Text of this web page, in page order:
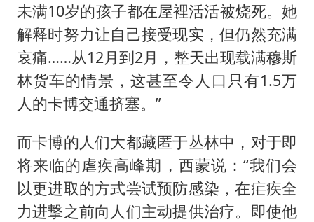
未满10岁的孩子都在屋裡活活被烧死。她
解释时努力让自己接受现实，但仍然充满
哀痛……从12月到2月，整天出现载满穆斯
林货车的情景，这甚至令人口只有1.5万
人的卡博交通挤塞。”
而卡博的人们大都藏匿于丛林中，对于即
将来临的虐疾高峰期，西蒙说：“我们会
以更进取的方式尝试预防感染，在疟疾全
力进撃之前向人们主动提供治疗。即使他